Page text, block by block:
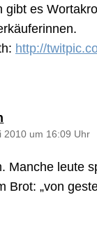
gibt es
http://
2010 um 16:09 Uhr
Manche leute
Brot: „von